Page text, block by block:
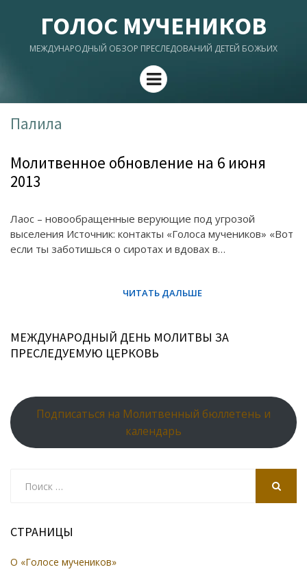
ГОЛОС МУЧЕНИКОВ
МЕЖДУНАРОДНЫЙ ОБЗОР ПРЕСЛЕДОВАНИЙ ДЕТЕЙ БОЖЬИХ
Menu
Палила
Молитвенное обновление на 6 июня
2013
Лаос – новообращенные верующие под угрозой
выселения Источник: контакты «Голоса мучеников» «Вот
если ты заботишься о сиротах и вдовах в…
МЕЖДУНАРОДНЫЙ ДЕНЬ МОЛИТВЫ ЗА
ПРЕСЛЕДУЕМУЮ ЦЕРКОВЬ
Подписаться на Молитвенный бюллетень и
календарь
СТРАНИЦЫ
О «Голосе мучеников»